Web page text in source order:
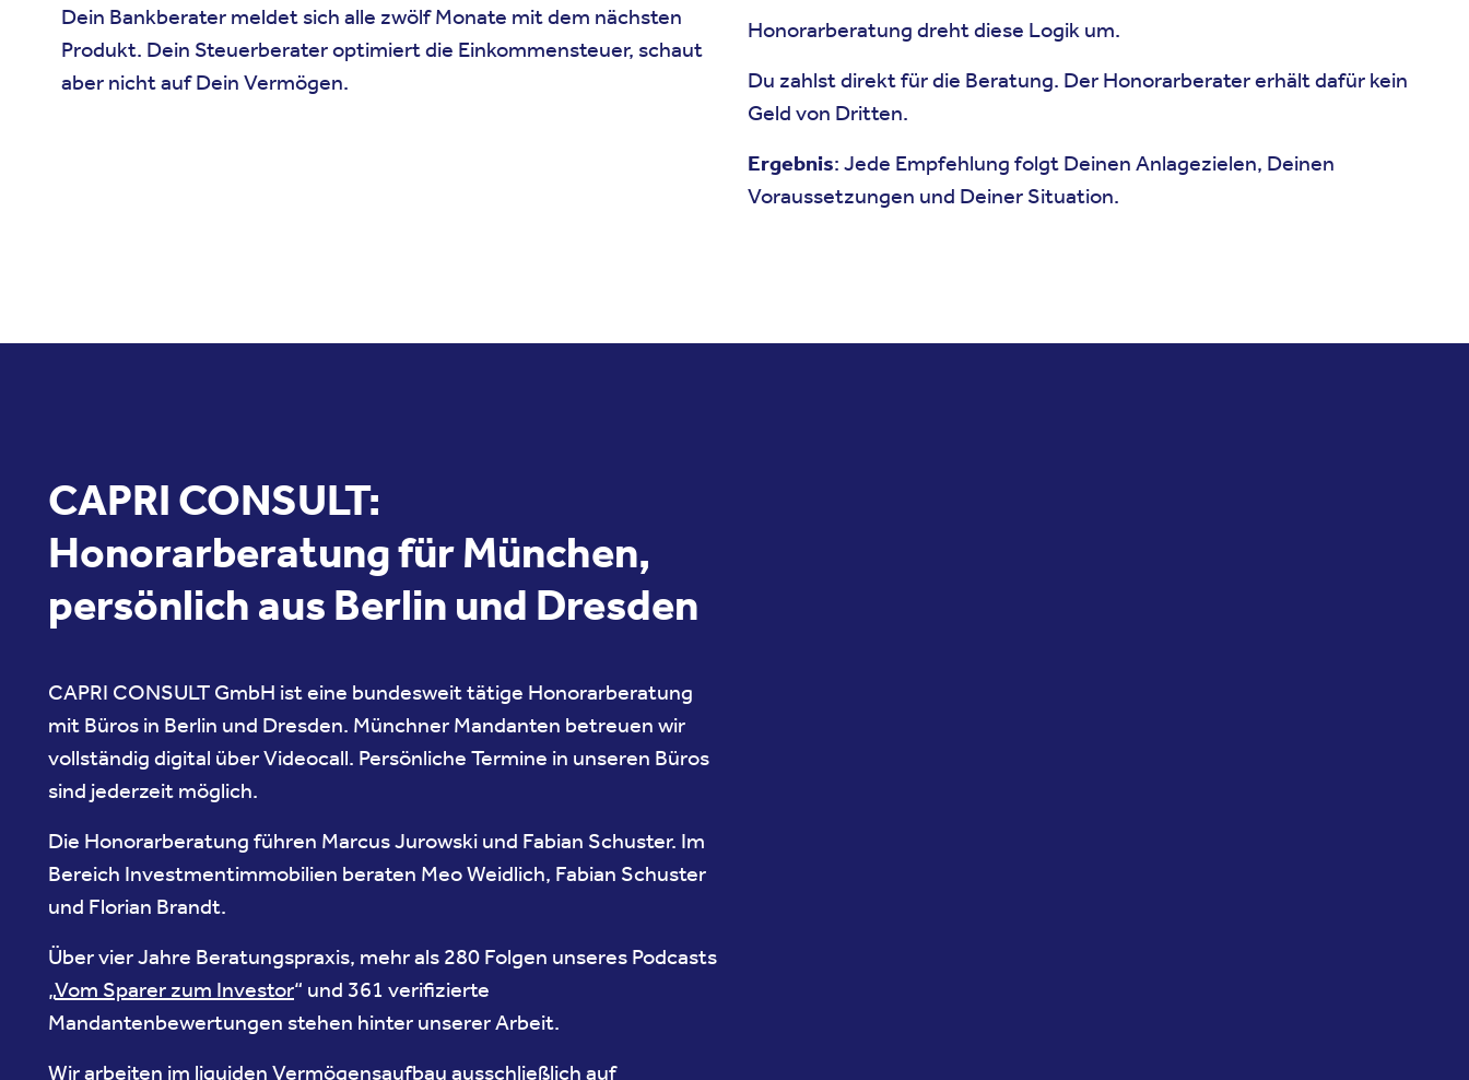
Dein Bankberater meldet sich alle zwölf Monate mit dem nächsten
Produkt. Dein Steuerberater optimiert die Einkommensteuer, schaut
aber nicht auf Dein Vermögen.
Honorarberatung dreht diese Logik um.
Du zahlst direkt für die Beratung. Der Honorarberater erhält dafür kein
Geld von Dritten.
Ergebnis: Jede Empfehlung folgt Deinen Anlagezielen, Deinen
Voraussetzungen und Deiner Situation.
CAPRI CONSULT:
Honorarberatung für München,
persönlich aus Berlin und Dresden
CAPRI CONSULT GmbH ist eine bundesweit tätige Honorarberatung
mit Büros in Berlin und Dresden. Münchner Mandanten betreuen wir
vollständig digital über Videocall. Persönliche Termine in unseren Büros
sind jederzeit möglich.
Die Honorarberatung führen Marcus Jurowski und Fabian Schuster. Im
Bereich Investmentimmobilien beraten Meo Weidlich, Fabian Schuster
und Florian Brandt.
Über vier Jahre Beratungspraxis, mehr als 280 Folgen unseres Podcasts
„Vom Sparer zum Investor“ und 361 verifizierte
Mandantenbewertungen stehen hinter unserer Arbeit.
Wir arbeiten im liquiden Vermögensaufbau ausschließlich auf